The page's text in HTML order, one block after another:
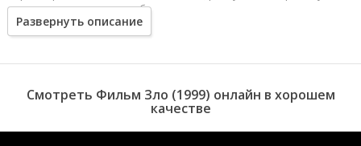
паутину, постепенно приближаясь к запретному центру, где во
мраке притаилось само Зло...
Развернуть описание
Смотреть Фильм Зло (1999) онлайн в хорошем
качестве